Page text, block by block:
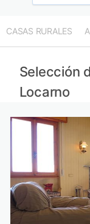
CASAS RURALES
Selección
Locarno